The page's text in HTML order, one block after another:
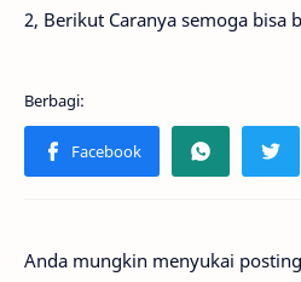
2, Berikut Caranya semoga bisa
Anda mungkin menyukai